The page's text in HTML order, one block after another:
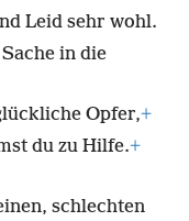
Leid sehr wohl.
in die
Opfer,+
du zu Hilfe.+
schlechten